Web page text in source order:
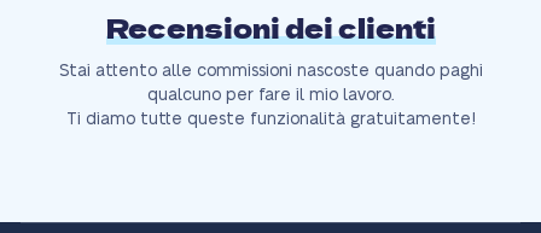
Recensioni dei clienti
Stai attento alle commissioni nascoste quando paghi
qualcuno per fare il mio lavoro.
Ti diamo tutte queste funzionalità gratuitamente!